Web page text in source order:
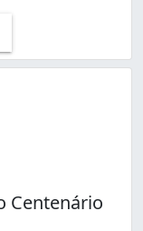
Centenário